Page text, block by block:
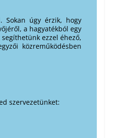
Sokan úgy érzik, hogy
a hagyatékból egy
ezzel éhező,
közreműködésben
szervezetünket: